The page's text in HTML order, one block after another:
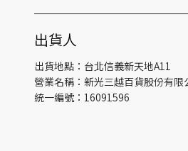
出貨人
出貨地點：台北信義新天地A11
營業名稱：新光三越百貨股份有限
統一編號：16091596